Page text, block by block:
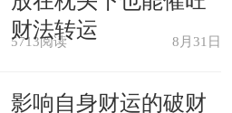
觉缺乏了的能量，例
财法转运
5713阅读 8月31日
影响自身财运的破财